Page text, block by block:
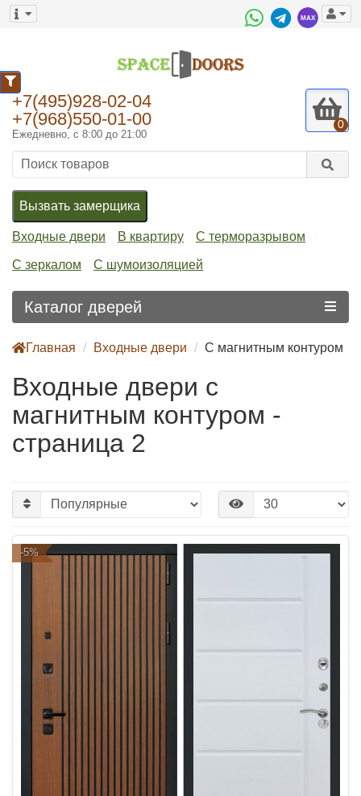
+7(495)928-02-04
+7(968)550-01-00
Ежедневно, с 8:00 до 21:00
0
Вызвать замерщика
Входные двери В квартиру С терморазрывом
С зеркалом С шумоизоляцией
Каталог дверей
Главная Входные двери С магнитным контуром
Входные двери с
магнитным контуром -
страница 2
-5%